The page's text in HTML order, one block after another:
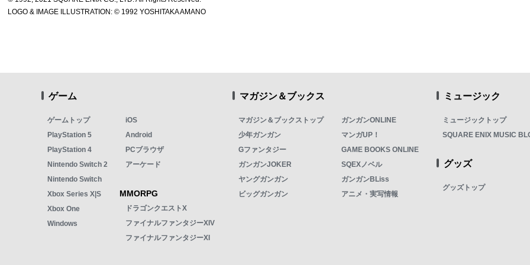
LOGO & IMAGE ILLUSTRATION: © 1992 YOSHITAKA AMANO
ゲーム
ゲームトップ
PlayStation 5
PlayStation 4
Nintendo Switch 2
Nintendo Switch
Xbox Series X|S
Xbox One
Windows
iOS
Android
PCブラウザ
アーケード
MMORPG
ドラゴンクエストX
ファイナルファンタジーXIV
ファイナルファンタジーXI
マガジン＆ブックス
マガジン＆ブックストップ
少年ガンガン
Gファンタジー
ガンガンJOKER
ヤングガンガン
ビッグガンガン
ガンガンONLINE
マンガUP！
GAME BOOKS ONLINE
SQEXノベル
ガンガンBLiss
アニメ・実写情報
ミュージック
ミュージックトップ
SQUARE ENIX MUSIC
グッズ
グッズトップ